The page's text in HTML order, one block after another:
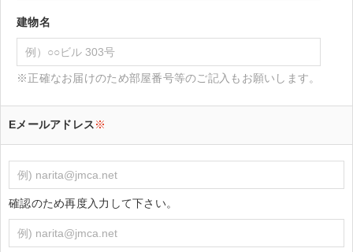
建物名
※正確なお届けのため部屋番号等のご記入もお願いします。
Eメールアドレス※
確認のため再度入力して下さい。